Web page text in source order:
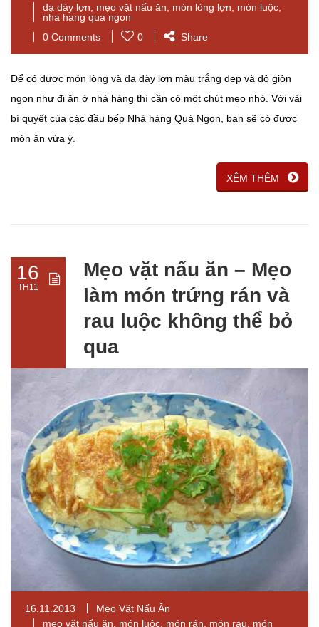
dạ dày lợn
mẹo vặt nấu ăn món lòng lợn món luộc
nha hang qua ngon
0 Comments
0 Share
Để có được món lòng và dạ dày lợn màu trắng đẹp và độ giòn
ngon như đi ăn ở nhà hàng thì cần có một chút mẹo nhỏ. Với vài
bí quyết của các đầu bếp Nhà hàng Quá Ngon, bạn sẽ có được
món ăn vừa ý.
XÊM THÊM
16
TH11
Mẹo vặt nấu ăn – Mẹo
làm món trứng rán và
rau luộc không thể bỏ
qua
16.11.2013
Mẹo Vặt Nấu Ăn
mẹo vặt nấu ăn, món luộc, món rán, món rau, món